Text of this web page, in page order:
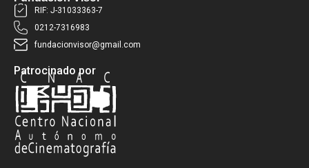
RIF: J-31033363-7
0212-7316983
fundacionvisor@gmail.com
Patrocinado por